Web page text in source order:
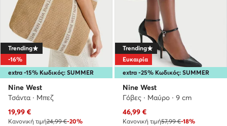
extra -15% Κωδικός: SUMMER
Trending
-16%
Nine West
Τσάντα · Μπεζ
Τρέχουσα τιμή
19,99 €
Κανονική τιμή24,99 €-20%
extra -25% Κωδικός: SUMMER
Trending
Ευκαιρία
Nine West
Γόβες · Μαύρο · 9 cm
Τρέχουσα τιμή
46,99 €
Κανονική τιμή57,99 €-18%